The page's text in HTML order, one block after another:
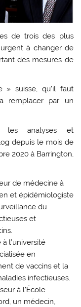
de trois des plus
à changer de
des mesures de
» suisse, qu’il faut
remplacer par un
les analyses et
depuis le mois de
2020 à Barrington,
de médecine à
et épidémiologiste
du
et
l’université
en
de vaccins et la
infectieuses.
à l’École
un médecin,